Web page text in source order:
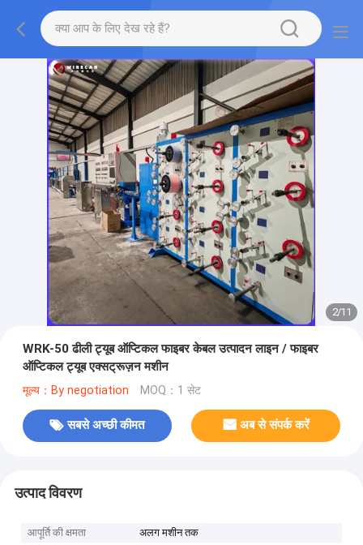
2/11
WRK-50 ढीली ट्यूब ऑप्टिकल फाइबर केबल उत्पादन लाइन / फाइबर
ऑप्टिकल ट्यूब एक्सट्रूज़न मशीन
मूल्य：By negotiation MOQ：1 सेट
सबसे अच्छी कीमत अब से संपर्क करें
उत्पाद विवरण
आपूर्ति की क्षमता
अलग मशीन तक